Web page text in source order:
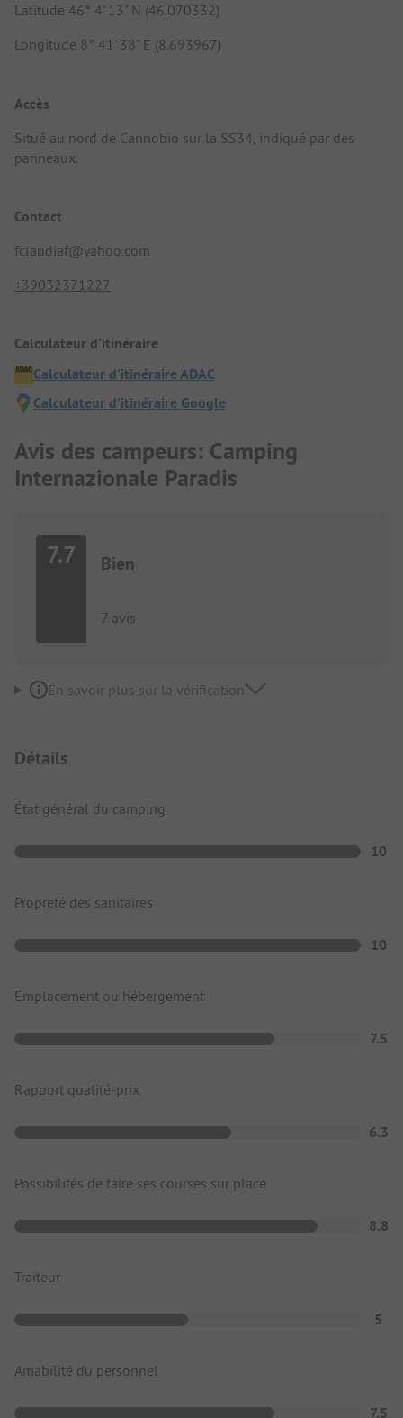
Latitude 46° 4' 13" N (46.070332)
Longitude 8° 41' 38" E (8.693967)
Accès
Situé au nord de Cannobio sur la SS34, indiqué par des
panneaux.
Contact
fclaudiaf@yahoo.com
+39032371227
Calculateur d'itinéraire
Calculateur d'itinéraire ADAC
Calculateur d'itinéraire Google
Avis des campeurs: Camping
Internazionale Paradis
7.7 Bien
7 avis
En savoir plus sur la vérification
Détails
État général du camping
10
Propreté des sanitaires
10
Emplacement ou hébergement
7.5
Rapport qualité-prix
6.3
Possibilités de faire ses courses sur place
8.8
Traiteur
5
Amabilité du personnel
7.5